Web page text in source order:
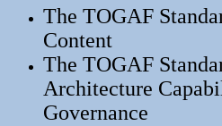
The TOGAF
Content
The TOGAF
Architecture
Governance